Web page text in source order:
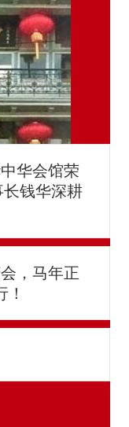
华会馆荣
钱华深耕
，马年正